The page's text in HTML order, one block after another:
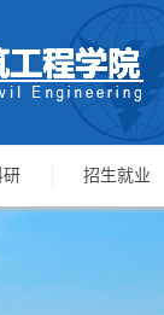
研 招生就业